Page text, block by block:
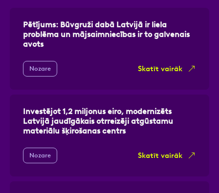
Pētījums: Būvgruži dabā Latvijā ir liela
problēma un mājsaimniecības ir to galvenais
avots
Nozare Skatīt vairāk
Investējot 1,2 miljonus eiro, modernizēts
Latvijā jaudīgākais otrreizēji atgūstamu
materiālu šķirošanas centrs
Nozare Skatīt vairāk